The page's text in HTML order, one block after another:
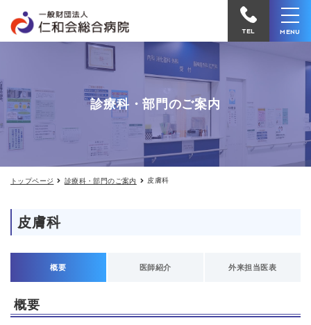
の
内
合
病
電
る
TEL MENU
診療科・部門のご案内
トップページ 診療科・部門のご案内 皮膚科
皮膚科
概要 医師紹介 外来担当医表
概要